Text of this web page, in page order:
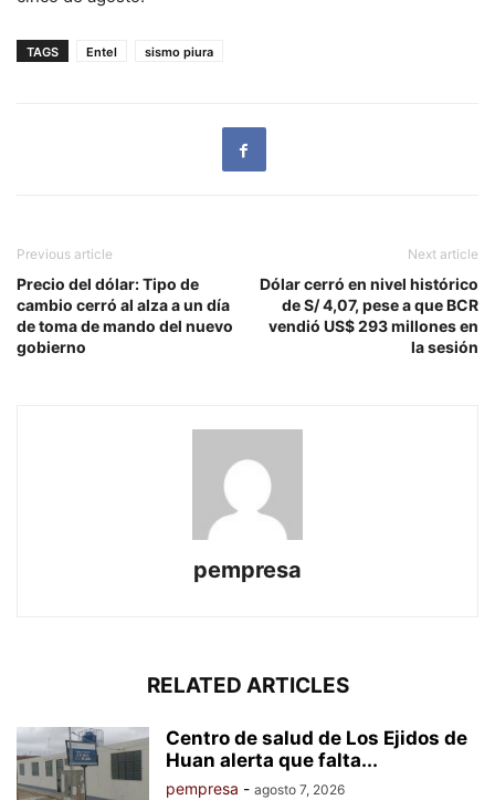
TAGS Entel sismo piura
Previous article
Precio del dólar: Tipo de
cambio cerró al alza a un día
de toma de mando del nuevo
gobierno
Next article
Dólar cerró en nivel histórico
de S/ 4,07, pese a que BCR
vendió US$ 293 millones en
la sesión
pempresa
RELATED ARTICLES
Centro de salud de Los Ejidos de
Huan alerta que falta...
pempresa - agosto 7, 2026